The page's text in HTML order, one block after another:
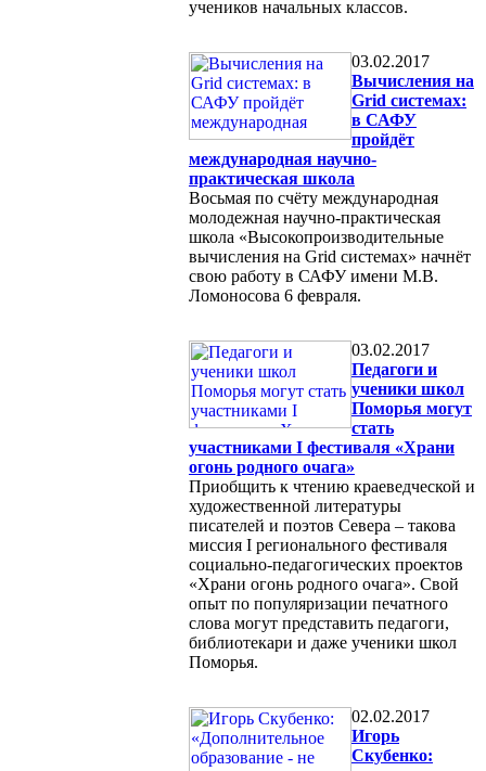
учеников начальных классов.
03.02.2017
Вычисления на
Grid системах:
в САФУ
пройдёт
международная научно-
практическая школа
Восьмая по счёту международная
молодежная научно-практическая
школа «Высокопроизводительные
вычисления на Grid системах» начнёт
свою работу в САФУ имени М.В.
Ломоносова 6 февраля.
03.02.2017
Педагоги и
ученики школ
Поморья могут
стать
участниками I фестиваля «Храни
огонь родного очага»
Приобщить к чтению краеведческой и
художественной литературы
писателей и поэтов Севера – такова
миссия I регионального фестиваля
социально-педагогических проектов
«Храни огонь родного очага». Свой
опыт по популяризации печатного
слова могут представить педагоги,
библиотекари и даже ученики школ
Поморья.
02.02.2017
Игорь
Скубенко: